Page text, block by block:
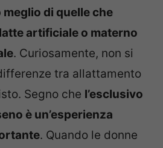
di quelle che
artificiale o materno
. Curiosamente, non si
tra allattamento
Segno che l’esclusivo
è un’esperienza
. Quando le donne